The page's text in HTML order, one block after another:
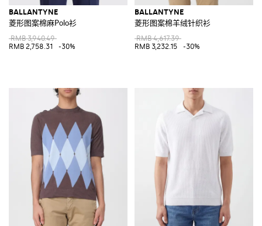
BALLANTYNE
菱形图案棉麻Polo衫
RMB 3,940.49
RMB 2,758.31
-30%
BALLANTYNE
菱形图案棉羊绒针织衫
RMB 4,617.39
RMB 3,232.15
-30%